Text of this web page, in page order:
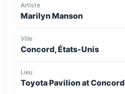
Artiste
Marilyn Manson
Ville
Concord, États-Unis
Lieu
Toyota Pavilion at Concord